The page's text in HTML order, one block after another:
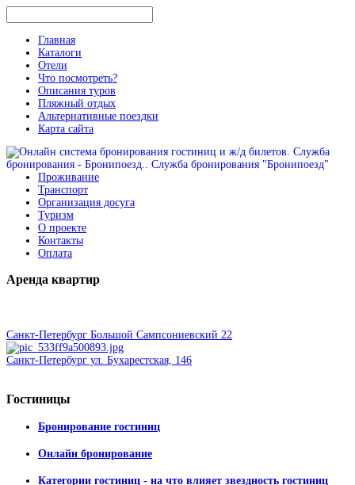
Главная
Каталоги
Отели
Что посмотреть?
Описания туров
Пляжный отдых
Альтернативные поездки
Карта сайта
Проживание
Транспорт
Организация досуга
Туризм
О проекте
Контакты
Оплата
Аренда квартир
Санкт-Петербург Большой Сампсониевский 22
Санкт-Петербург ул. Бухарестская, 146
Гостиницы
Бронирование гостиниц
Онлайн бронирование
Категории гостиниц - на что влияет звездность гостиниц